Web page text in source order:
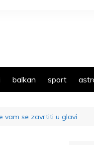
balkan sport
vam se zavrtiti u glavi